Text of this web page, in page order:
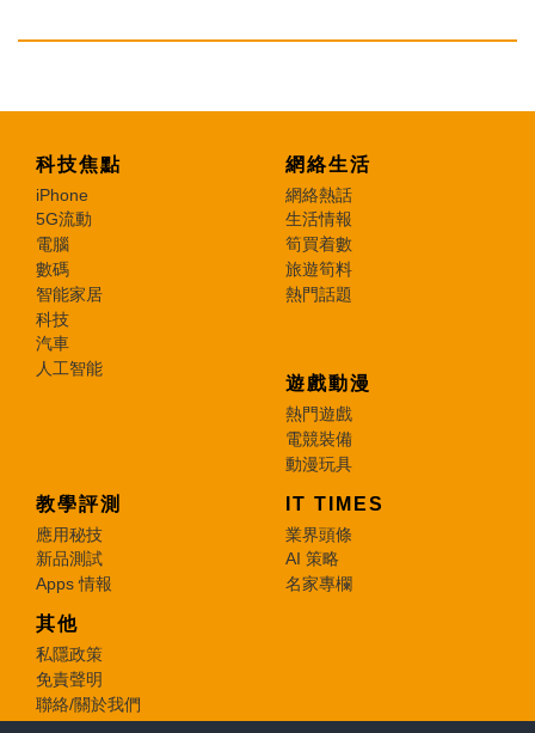
科技焦點
iPhone
5G流動
電腦
數碼
智能家居
科技
汽車
人工智能
網絡生活
網絡熱話
生活情報
筍買着數
旅遊筍料
熱門話題
遊戲動漫
熱門遊戲
電競裝備
動漫玩具
教學評測
應用秘技
新品測試
Apps 情報
IT TIMES
業界頭條
AI 策略
名家專欄
其他
私隱政策
免責聲明
聯絡/關於我們